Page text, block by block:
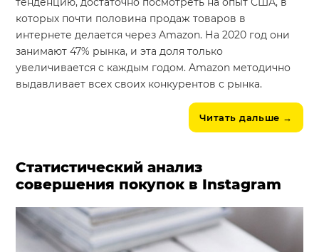
которых почти половина продаж товаров в
интернете делается через Amazon. На 2020 год они
занимают 47% рынка, и эта доля только
увеличивается с каждым годом. Amazon методично
выдавливает всех своих конкурентов с рынка.
Читать дальше →
Статистический анализ
совершения покупок в Instagram